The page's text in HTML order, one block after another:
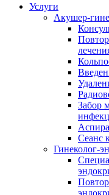
Услуги
Акушер-
Забор
Сеанс
Гинеколог-